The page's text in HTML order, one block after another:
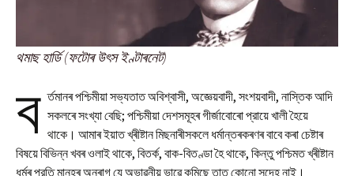
থমাছ হার্ডি(ফটোৰ উৎস ইণ্টাৰনেট)
ব র্তমানৰ পশ্চিমীয়া সভ্যতাত অবিশ্বাসী, অজ্ঞেয়বাদী, সংশয়বাদী, নাস্তিক আদি
সকলৰে সংখ্যা বেছি; পশ্চিমীয়া দেশসমূহৰ গীর্জাবোৰো প্রায়ে খালী হৈয়ে
থাকে। আমাৰ ইয়াত খ্ৰীষ্টান মিছনাৰীসকলে ধর্মান্তৰকৰণৰ বাবে কৰা চেষ্টাৰ
বিষয়ে বিভিন্ন খবৰ ওলাই থাকে, বিতর্ক, বাক-বিতণ্ডা হৈ থাকে, কিন্তু পশ্চিমত খ্ৰীষ্টান
ধর্মৰ প্রতি মানুহৰ অনুৰাগ যে অভাৱনীয় ভাৱে কমিছে তাত কোনো সন্দেহ নাই।